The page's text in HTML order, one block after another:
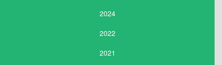
2024
2022
2021